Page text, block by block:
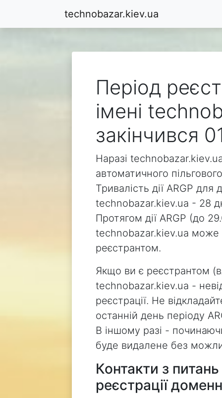
technobazar.kiev.ua
Період
імені
закінчився
Наразі
автоматичного
Тривалість дії ARGP для
technobazar.kiev.ua - 28
Протягом дії ARGP (до
technobazar.kiev.ua може
реєстрантом.
Якщо ви є реєстрантом
technobazar.kiev.ua -
реєстрації. Не
останній день періоду
В іншому разі -
буде видалене без
Контакти з
реєстрації